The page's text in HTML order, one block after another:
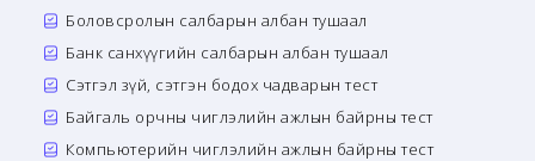
Боловсролын салбарын албан тушаал
Банк санхүүгийн салбарын албан тушаал
Сэтгэл зүй, сэтгэн бодох чадварын тест
Байгаль орчны чиглэлийн ажлын байрны тест
Компьютерийн чиглэлийн ажлын байрны тест